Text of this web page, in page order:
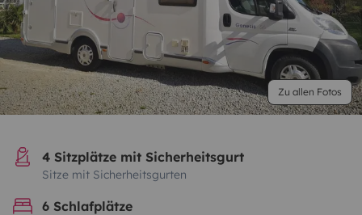
Zu allen Fotos
4 Sitzplätze mit Sicherheitsgurt
Sitze mit Sicherheitsgurten
6 Schlafplätze